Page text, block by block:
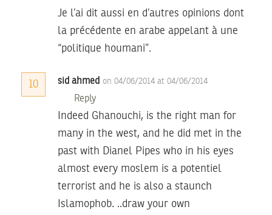
Je l’ai dit aussi en d’autres opinions dont
la précédente en arabe appelant à une
“politique houmani”.
10 sid ahmed on 04/06/2014 at 04/06/2014
Reply
Indeed Ghanouchi, is the right man for
many in the west, and he did met in the
past with Dianel Pipes who in his eyes
almost every moslem is a potentiel
terrorist and he is also a staunch
Islamophob. ..draw your own